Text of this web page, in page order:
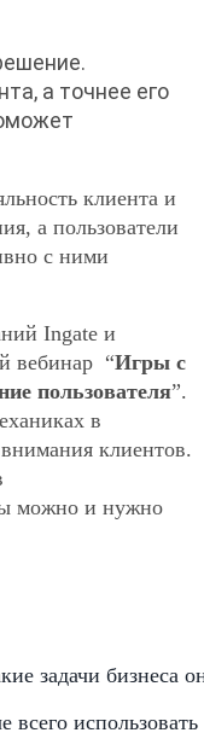
а точнее его
клиента и
а пользователи
с ними
вебинар  “Игры с
пользователя”.
в
клиентов.
можно и нужно
задачи бизнеса
всего